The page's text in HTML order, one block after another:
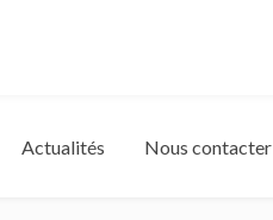
Actualités Nous contacter